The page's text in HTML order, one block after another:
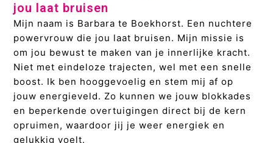
jou laat bruisen
Mijn naam is Barbara te Boekhorst. Een nuchtere
powervrouw die jou laat bruisen. Mijn missie is
om jou bewust te maken van je innerlijke kracht.
Niet met eindeloze trajecten, wel met een snelle
boost. Ik ben hooggevoelig en stem mij af op
jouw energieveld. Zo kunnen we jouw blokkades
en beperkende overtuigingen direct bij de kern
opruimen, waardoor jij je weer energiek en
gelukkig voelt.